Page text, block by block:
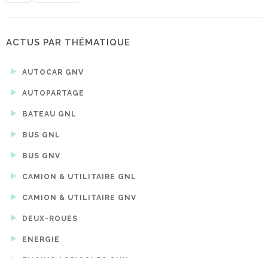
ACTUS PAR THÉMATIQUE
AUTOCAR GNV
AUTOPARTAGE
BATEAU GNL
BUS GNL
BUS GNV
CAMION & UTILITAIRE GNL
CAMION & UTILITAIRE GNV
DEUX-ROUES
ENERGIE